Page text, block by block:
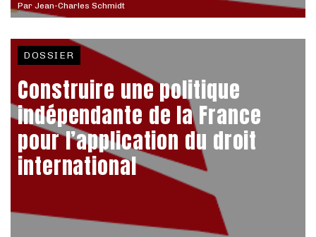
Par Jean-Charles Schmidt
DOSSIER
Construire une politique
indépendante de la France
pour l’application du droit
international